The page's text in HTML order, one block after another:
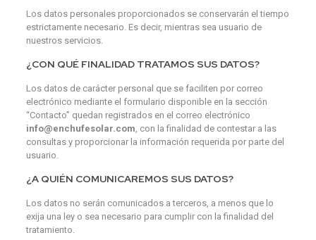
Los datos personales proporcionados se conservarán el tiempo
estrictamente necesario. Es decir, mientras sea usuario de
nuestros servicios.
¿CON QUÉ FINALIDAD TRATAMOS SUS DATOS?
Los datos de carácter personal que se faciliten por correo
electrónico mediante el formulario disponible en la sección
“Contacto” quedan registrados en el correo electrónico
info@enchufesolar.com, con la finalidad de contestar a las
consultas y proporcionar la información requerida por parte del
usuario.
¿A QUIÉN COMUNICAREMOS SUS DATOS?
Los datos no serán comunicados a terceros, a menos que lo
exija una ley o sea necesario para cumplir con la finalidad del
tratamiento.